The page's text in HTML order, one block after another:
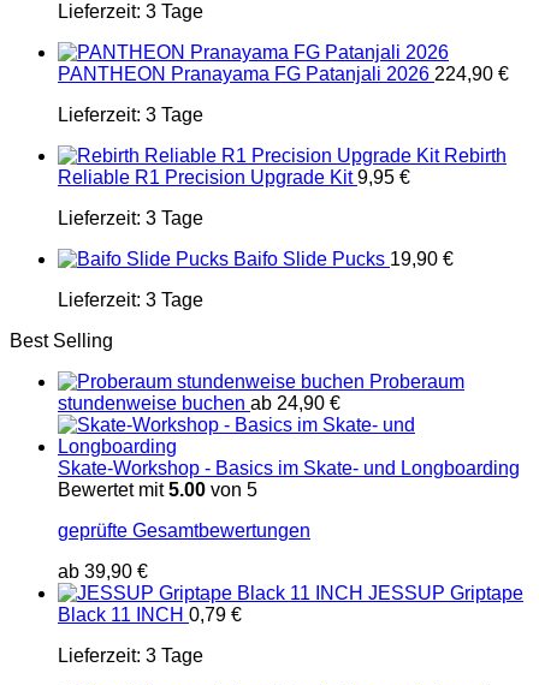
Lieferzeit: 3 Tage
PANTHEON Pranayama FG Patanjali 2026 224,90 €
Lieferzeit: 3 Tage
Rebirth
Reliable R1 Precision Upgrade Kit 9,95 €
Lieferzeit: 3 Tage
Baifo Slide Pucks 19,90 €
Lieferzeit: 3 Tage
Best Selling
Proberaum
stundenweise buchen ab 24,90 €
Skate-Workshop - Basics im Skate- und Longboarding
Bewertet mit5.00 von 5
geprüfte Gesamtbewertungen
ab 39,90 €
JESSUP Griptape
Black 11 INCH 0,79 €
Lieferzeit: 3 Tage